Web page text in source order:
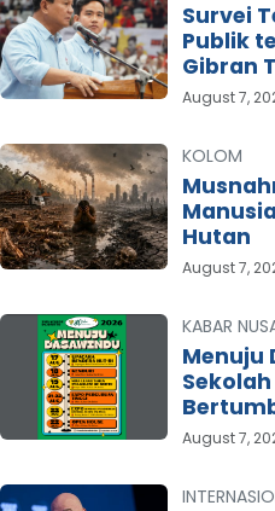
Survei
Publik
Gibran
August 7,
KOLOM
Hutan
August 7,
KABAR
Menuju
August 7,